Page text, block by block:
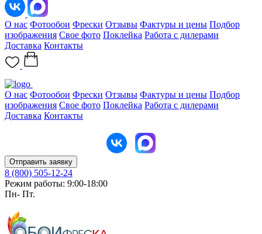
О нас Фотообои Фрески Отзывы Фактуры и цены Подбор
изображения Свое фото Поклейка Работа с дилерами
Доставка Контакты
О нас Фотообои Фрески Отзывы Фактуры и цены Подбор
изображения Свое фото Поклейка Работа с дилерами
Доставка Контакты
Отправить заявку
8 (800) 505-12-24
Режим работы: 9:00-18:00
Пн- Пт.